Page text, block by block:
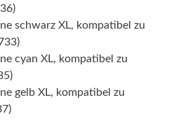
schwarz XL, kompatibel zu
cyan XL, kompatibel zu
gelb XL, kompatibel zu